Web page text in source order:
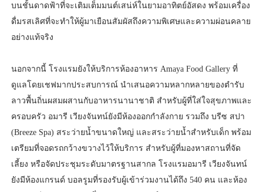
บนชั้นดาดฟ้าที่จะเติมเต็มมนต์เสน่ห์ในยามอาทิตย์อัสดง พร้อมเครื่อง
ดื่มรสเลิศที่จะทำให้ผู้มาเยือนสัมผัสถึงความพิเศษและความผ่อนคลาย
อย่างแท้จริง
นอกจากนี้ โรงแรมยังให้บริการห้องอาหาร Amaya Food Gallery ที่
ดูแลโดยเชฟมากประสบการณ์ นำเสนอความหลากหลายของตำรับ
ลาวพื้นถิ่นผสมผสานกับอาหารนานาชาติ สำหรับผู้ที่ใส่ใจสุขภาพและ
ครอบครัว อมารี เวียงจันทน์ยังมีห้องออกกำลังกาย รวมถึง บรีซ สปา
(Breeze Spa) สระว่ายน้ำขนาดใหญ่ และสระว่ายน้ำสำหรับเด็ก พร้อม
เตรียมที่จอดรถกว้างขวางไว้ให้บริการ สำหรับผู้ที่มองหาสถานที่จัด
เลี้ยง หรือจัดประชุมระดับมาตรฐานสากล โรงแรมอมารี เวียงจันทน์
ยังมีห้องแกรนด์ บอลรูมที่รองรับผู้เข้าร่วมงานได้ถึง 540 คน และห้อง